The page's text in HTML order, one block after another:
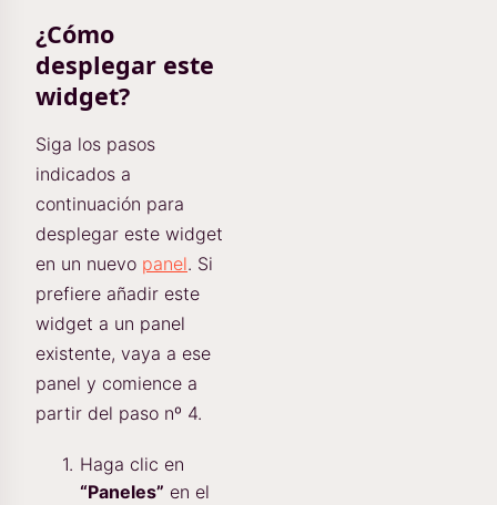
¿Cómo
desplegar este
widget?
Siga los pasos
indicados a
continuación para
desplegar este widget
en un nuevo panel. Si
prefiere añadir este
widget a un panel
existente, vaya a ese
panel y comience a
partir del paso nº 4.
Haga clic en
“Paneles” en el